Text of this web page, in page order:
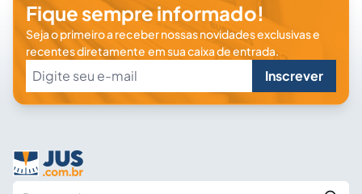
Fique sempre informado!
Seja o primeiro a receber nossas novidades exclusivas e
recentes diretamente em sua caixa de entrada.
Inscrever